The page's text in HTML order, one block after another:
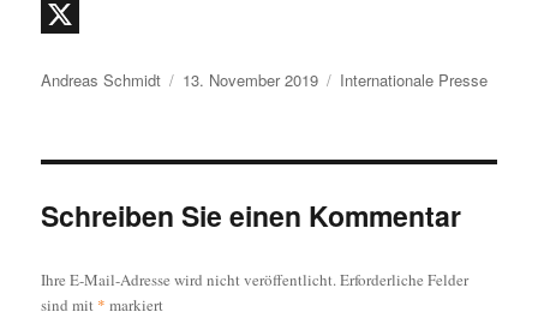
F
c
b
o
k
Autor
Andreas Schmidt
Veröffentlicht
13. November 2019 Kategorien
Internationale Presse
Schreiben Sie einen Kommentar
Ihre E-Mail-Adresse wird nicht veröffentlicht.Erforderliche Felder
sind mit * markiert